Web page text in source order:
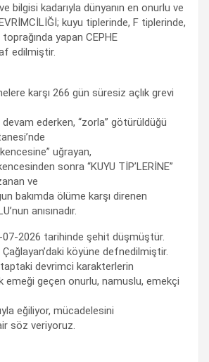
bilgisi kadarıyla dünyanın en onurlu ve
kuyu tiplerinde, F tiplerinde,
yapan CEPHE
edilmiştir.
karşı 266 gün süresiz açlık grevi
devam ederken, “zorla” götürüldüğü
uğrayan,
sonra “KUYU TİP’LERİNE”
ve
bakımda ölüme karşı direnen
anısınadır.
07-2026 tarihinde şehit düşmüştür.
köyüne defnedilmiştir.
devrimci karakterlerin
emeği geçen onurlu, namuslu, emekçi
eğiliyor, mücadelesini
söz veriyoruz.